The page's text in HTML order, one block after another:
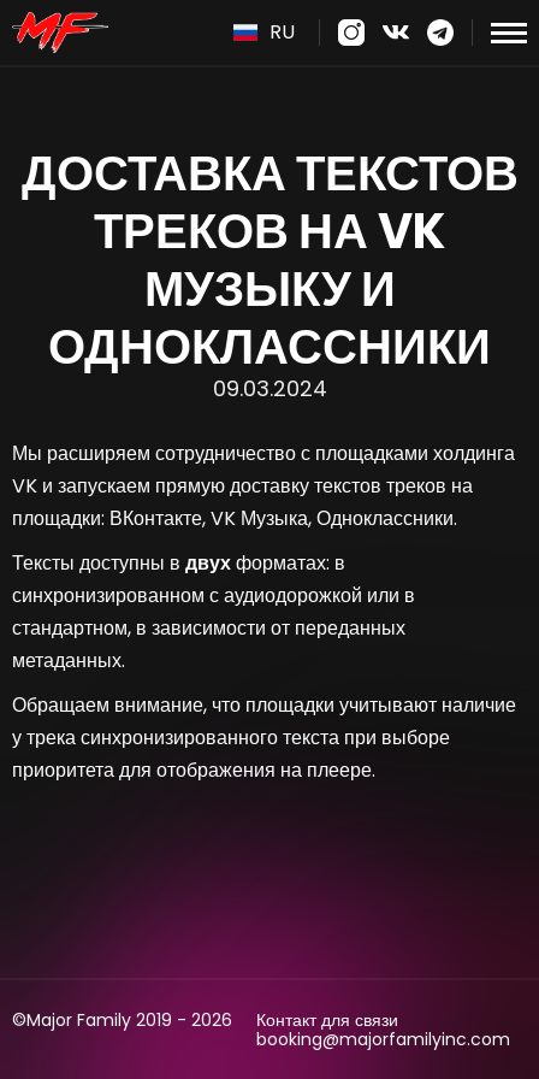
RU
ДОСТАВКА ТЕКСТОВ
ТРЕКОВ НА VK
МУЗЫКУ И
ОДНОКЛАССНИКИ
09.03.2024
Мы расширяем сотрудничество с площадками холдинга
VK и запускаем прямую доставку текстов треков на
площадки: ВКонтакте, VK Музыка, Одноклассники.
Тексты доступны в двухформатах: в
синхронизированном с аудиодорожкой или в
стандартном, в зависимости от переданных
метаданных.
Обращаем внимание, что площадки учитывают наличие
у трека синхронизированного текста при выборе
приоритета для отображения на плеере.
©Major Family 2019 - 2026
Контакт для связи
booking@majorfamilyinc.com